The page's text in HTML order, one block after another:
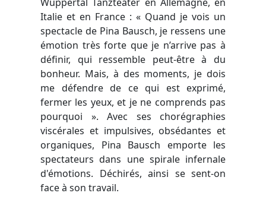
Italie et en France : « Quand je vois un
spectacle de Pina Bausch, je ressens une
émotion très forte que je n’arrive pas à
définir, qui ressemble peut-être à du
bonheur. Mais, à des moments, je dois
me défendre de ce qui est exprimé,
fermer les yeux, et je ne comprends pas
pourquoi ». Avec ses chorégraphies
viscérales et impulsives, obsédantes et
organiques, Pina Bausch emporte les
spectateurs dans une spirale infernale
d'émotions. Déchirés, ainsi se sent-on
face à son travail.